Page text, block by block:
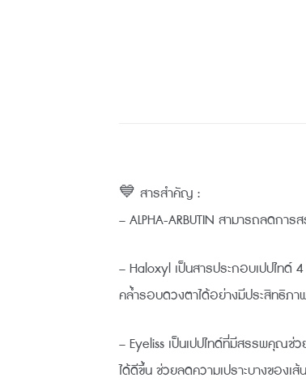
💙 สารสำคัญ :
– ALPHA-ARBUTIN สามารถลดกา
– Haloxyl เป็นสารประกอบเปปไทด์
คล้ำรอบดวงตาได้อย่างมีประสิทธิภา
– Eyeliss เป็นเปปไทด์ที่มีสรรพคุณช่
ได้ดีขึ้น ช่วยลดความเปราะบางของเ